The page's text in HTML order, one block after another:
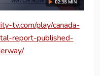
tv.com/play/canada-
report-published-